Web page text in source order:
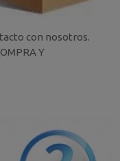
con nosotros.
Y